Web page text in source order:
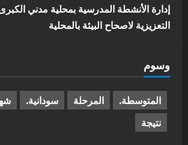
إدارة الأنشطة المدرسية بمحلية مدني
التعزيزية لاصحاح البيئة بالمحلية
وسوم
المتوسطة. المرحلة سودانية.
نتيجة